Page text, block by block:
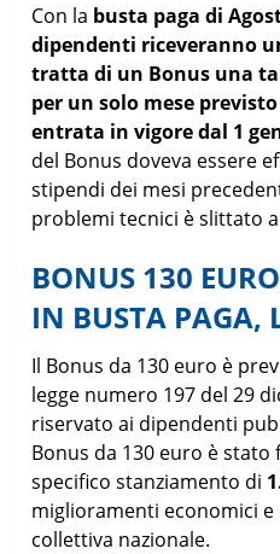
Con la busta paga di
dipendenti riceveranno
tratta di un Bonus una
per un solo mese
entrata in vigore dal 1
del Bonus doveva essere
stipendi dei mesi
problemi tecnici è slittato
BONUS 130
IN BUSTA PAGA,
Il Bonus da 130 euro è
legge numero 197 del 29
riservato ai dipendenti
Bonus da 130 euro è
specifico stanziamento di
miglioramenti economici
collettiva nazionale.